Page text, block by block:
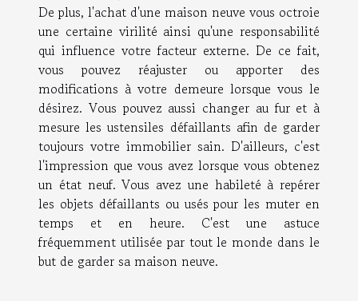
De plus, l'achat d'une maison neuve vous octroie
une certaine virilité ainsi qu'une responsabilité
qui influence votre facteur externe. De ce fait,
vous pouvez réajuster ou apporter des
modifications à votre demeure lorsque vous le
désirez. Vous pouvez aussi changer au fur et à
mesure les ustensiles défaillants afin de garder
toujours votre immobilier sain. D'ailleurs, c'est
l'impression que vous avez lorsque vous obtenez
un état neuf. Vous avez une habileté à repérer
les objets défaillants ou usés pour les muter en
temps et en heure. C'est une astuce
fréquemment utilisée par tout le monde dans le
but de garder sa maison neuve.